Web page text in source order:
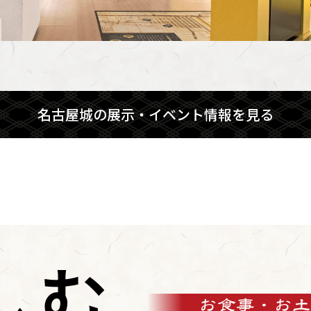
名古屋城の展示・イベント情報を見る
お食事・お